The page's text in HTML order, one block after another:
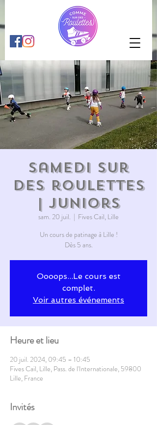
Samedi sur
des roulettes
| juniors
sam. 20 juil.
  |
Fives Cail, Lille
Un cours de patinage à Lille !
Dès 5 ans.
Oooops...Le cours est
complet.
Voir autres événements
Heure et lieu
20 juil. 2024, 09:45 – 10:45
Fives Cail, Lille, Pass. de l'Internationale, 59800
Lille, France
Invités